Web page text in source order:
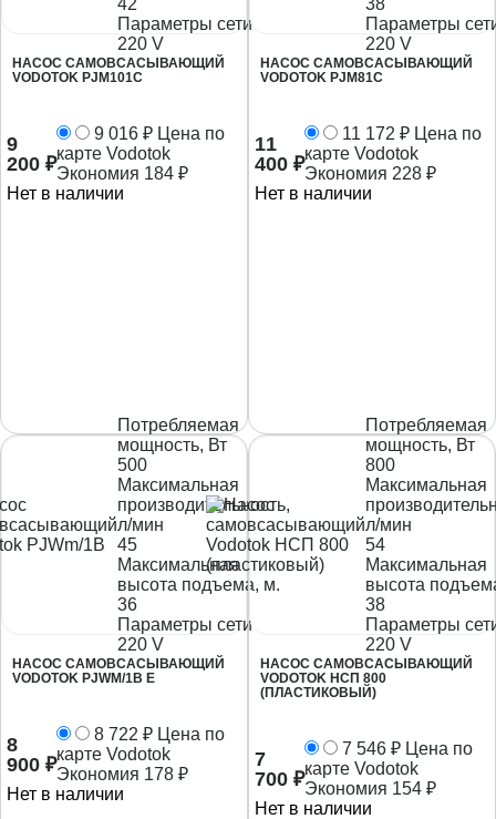
Параметры сети
220 V
НАСОС САМОВСАСЫВАЮЩИЙ
VODOTOK PJM101C
9
200 ₽
9 016 ₽ Цена по
карте Vodotok
Экономия 184 ₽
Нет в наличии
Параметры
220 V
НАСОС САМОВСАСЫВАЮЩИЙ
VODOTOK PJM81C
11
400 ₽
11 172 ₽ Цена по
карте Vodotok
Экономия 228 ₽
Нет в наличии
Потребляемая
мощность, Вт
500
Максимальная
производительность,
л/мин
45
Максимальная
высота подъема, м.
36
Параметры сети
220 V
НАСОС САМОВСАСЫВАЮЩИЙ
VODOTOK PJWM/1B E
8
900 ₽
8 722 ₽ Цена по
карте Vodotok
Экономия 178 ₽
Нет в наличии
Потребляемая
мощность, Вт
800
Максимальная
л/мин
54
Максимальная
высота
38
Параметры
220 V
НАСОС САМОВСАСЫВАЮЩИЙ
VODOTOK НСП 800
(ПЛАСТИКОВЫЙ)
7
700 ₽
7 546 ₽ Цена по
карте Vodotok
Экономия 154 ₽
Нет в наличии